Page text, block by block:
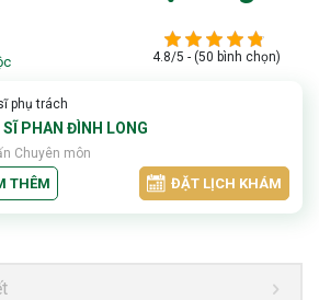
4.8/5 - (50 bình chọn)
phụ trách
SĨ PHAN ĐÌNH LONG
Chuyên môn
THÊM ĐẶT LỊCH KHÁM